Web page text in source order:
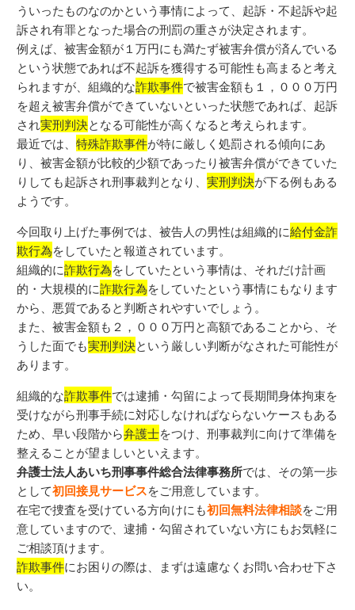
ういったものなのかという事情によって、起訴・不起訴や起
訴され有罪となった場合の刑罰の重さが決定されます。
例えば、被害金額が１万円にも満たず被害弁償が済んでいる
という状態であれば不起訴を獲得する可能性も高まると考え
られますが、組織的な詐欺事件で被害金額も１，０００万円
を超え被害弁償ができていないといった状態であれば、起訴
され実刑判決となる可能性が高くなると考えられます。
最近では、特殊詐欺事件が特に厳しく処罰される傾向にあ
り、被害金額が比較的少額であったり被害弁償ができていた
りしても起訴され刑事裁判となり、実刑判決が下る例もある
ようです。
今回取り上げた事例では、被告人の男性は組織的に給付金詐
欺行為をしていたと報道されています。
組織的に詐欺行為をしていたという事情は、それだけ計画
的・大規模的に詐欺行為をしていたという事情にもなります
から、悪質であると判断されやすいでしょう。
また、被害金額も２，０００万円と高額であることから、そ
うした面でも実刑判決という厳しい判断がなされた可能性が
あります。
組織的な詐欺事件では逮捕・勾留によって長期間身体拘束を
受けながら刑事手続に対応しなければならないケースもある
ため、早い段階から弁護士をつけ、刑事裁判に向けて準備を
整えることが望ましいといえます。
弁護士法人あいち刑事事件総合法律事務所では、その第一歩
として初回接見サービスをご用意しています。
在宅で捜査を受けている方向けにも初回無料法律相談をご用
意していますので、逮捕・勾留されていない方にもお気軽に
ご相談頂けます。
詐欺事件にお困りの際は、まずは遠慮なくお問い合わせ下さ
い。